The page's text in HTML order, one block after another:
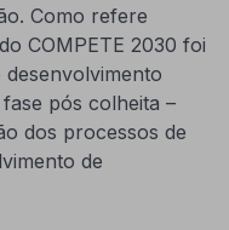
Como refere
COMPETE 2030 foi
pós colheita –
dos processos de
de